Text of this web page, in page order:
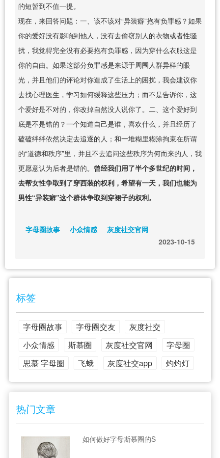
的短暂到不值一提。
现在，来回答问题：一、该不该对“异装癖”抱有负罪感？如果
你的爱好没有影响到他人，没有去偷窃别人的衣物或者性骚
扰，我觉得完全没有必要抱有负罪感，因为穿什么衣服这是
你的自由。如果这部分负罪感是来源于周围人群异样的眼
光，并且他们的评论对你造成了生活上的困扰，我会建议你
去找心理医生，学习如何缓释这些压力；而不是告诉你，这
个爱好是不对的，你改掉自然没人说你了。二、这个爱好到
底是不是错的？一个知道自己是谁，喜欢什么，并且经历了
磕磕绊绊依然决定去追逐的人；和一堆糊里糊涂拘束在所谓
的“道德和秩序”里，并且不去追问这些秩序为何而来的人，我
更愿意认为后者是错的。 曾经我们用了半个多世纪的时间，
去帮女性争取到了穿西装的权利，希望有一天，我们也能为
男性“异装癖”这个群体争取到穿裙子的权利。
字母圈故事 小众情感
灰度社交官网
2023-10-15
标签
字母圈故事 字母圈交友
灰度社交
小众情感
斯慕圈 灰度社交官网
字母圈
思慕 字母圈
飞蛾 灰度社交app 灼灼灯
热门文章
如何做好字母斯慕圈的S